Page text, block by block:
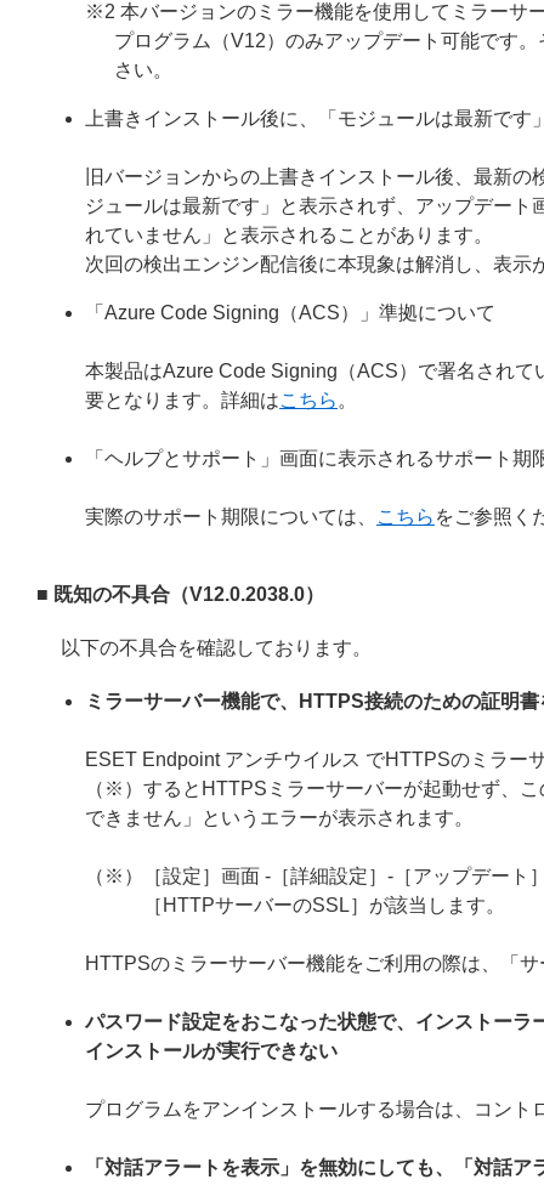
※2 本バージョンのミラー機能を使用してミラーサ
プログラム（V12）のみアップデート可能です
さい。
上書きインストール後に、「モジュールは最新です
旧バージョンからの上書きインストール後、最新
ジュールは最新です」と表示されず、アップデー
れていません」と表示されることがあります。
次回の検出エンジン配信後に本現象は解消し、表示
「Azure Code Signing（ACS）」準拠について
本製品はAzure Code Signing（ACS）で署名され
要となります。詳細はこちら 。
「ヘルプとサポート」画面に表示されるサポート
実際のサポート期限については、 こちら をご参照く
■ 既知の不具合（V12.0.2038.0）
以下の不具合を確認しております。
ミラーサーバー機能で、HTTPS接続のための証明
ESET Endpoint アンチウイルス でHTTPSのミラー
（※）するとHTTPSミラーサーバーが起動せず、
できません」というエラーが表示されます。
（※）［設定］画面 -［詳細設定］-［アップデー
［HTTPサーバーのSSL］が該当します。
HTTPSのミラーサーバー機能をご利用の際は、「
パスワード設定をおこなった状態で、インストー
インストールが実行できない
プログラムをアンインストールする場合は、コン
「対話アラートを表示」を無効にしても、「対話